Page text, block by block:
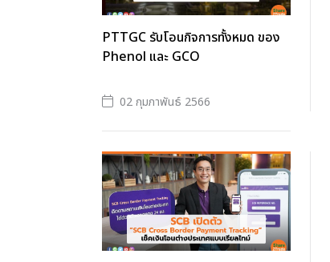
PTTGC รับโอนกิจการทั้งหมด ของ
Phenol และ GCO
02 กุมภาพันธ์ 2566